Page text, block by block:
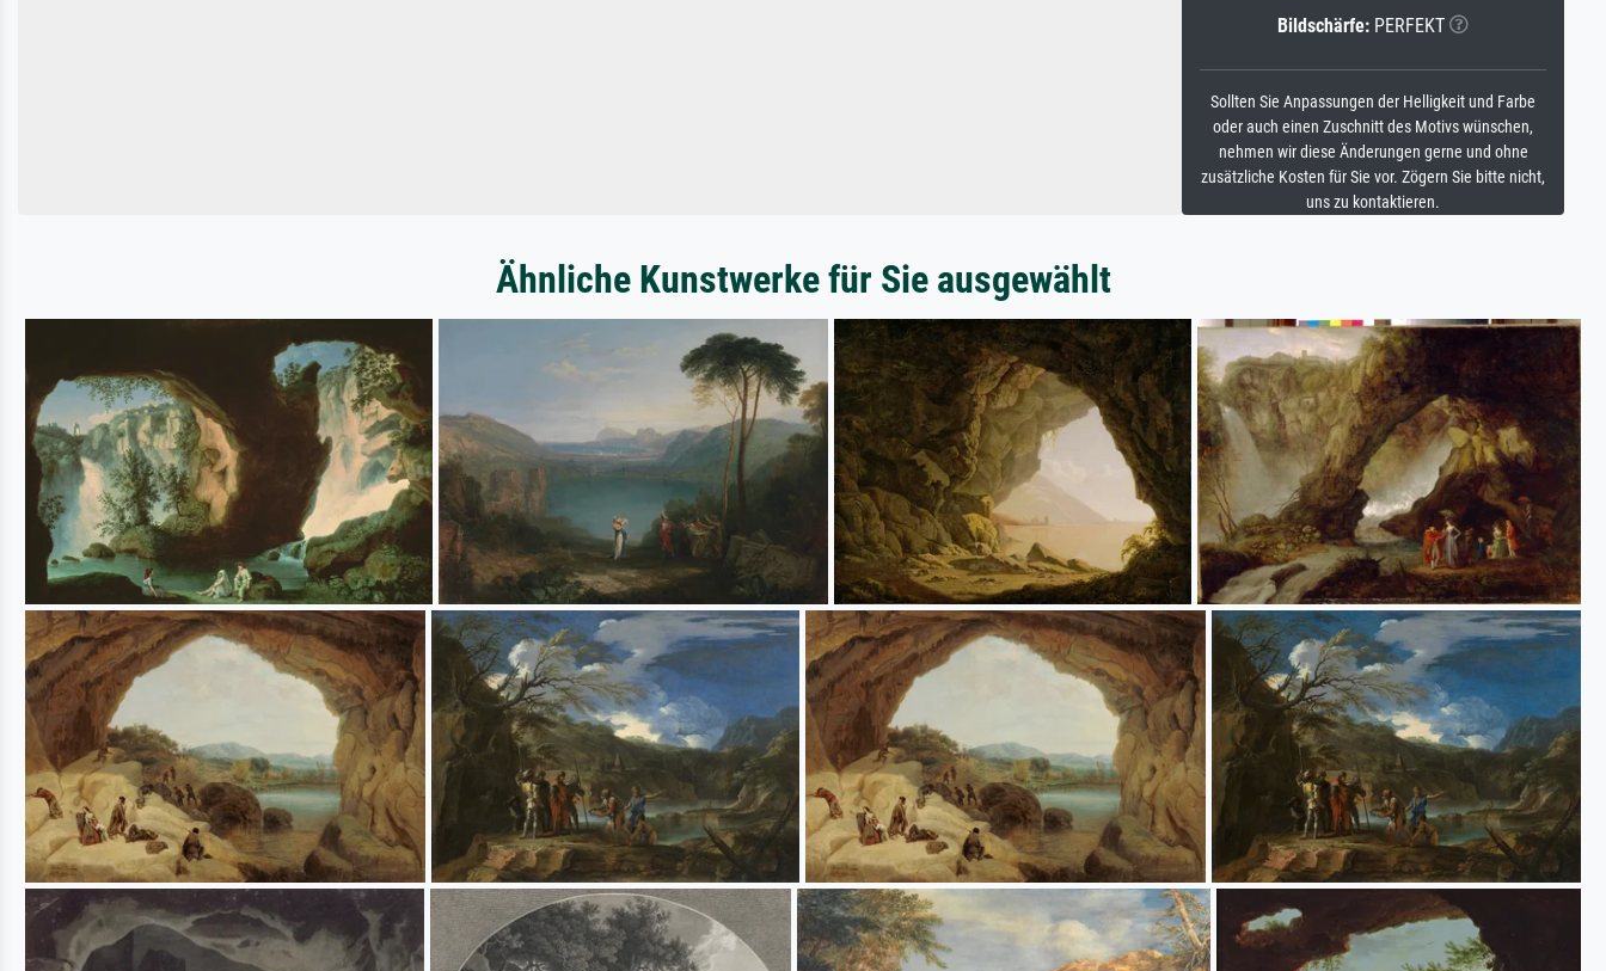
Bildschärfe: PERFEKT
Sollten Sie Anpassungen der Helligkeit und Farbe
oder auch einen Zuschnitt des Motivs wünschen,
nehmen wir diese Änderungen gerne und ohne
zusätzliche Kosten für Sie vor. Zögern Sie bitte nicht,
uns zu kontaktieren.
Ähnliche Kunstwerke für Sie ausgewählt